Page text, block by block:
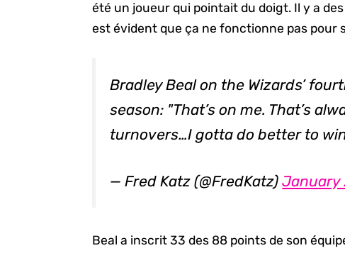
été un joueur qui pointait du doigt. Il y a
est évident que ça ne fonctionne pas pour
Bradley Beal on the Wizards’
season: "That’s on me. That’s
turnovers…I gotta do better to
— Fred Katz (@FredKatz)January
Beal a inscrit 33 des 88 points de son